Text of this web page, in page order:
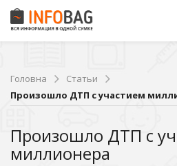
Головна
Статьи
Произошло ДТП с участием
Произошло ДТП с
миллионера